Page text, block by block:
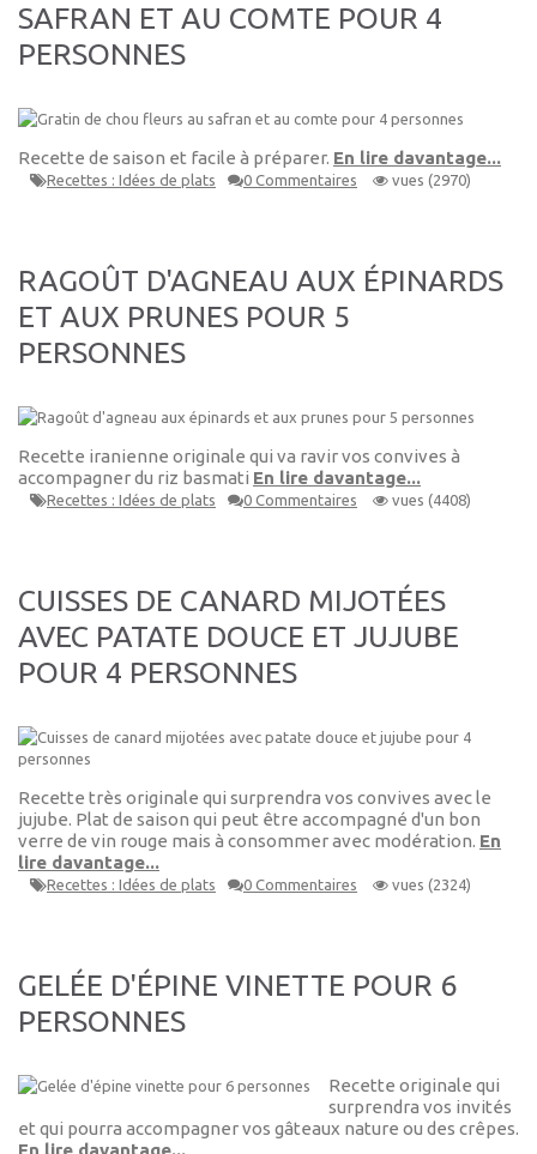
SAFRAN ET AU COMTE POUR 4
PERSONNES
Recette de saison et facile à préparer. En lire davantage...
Recettes : Idées de plats 0 Commentaires vues (2970)
RAGOÛT D'AGNEAU AUX ÉPINARDS
ET AUX PRUNES POUR 5
PERSONNES
Recette iranienne originale qui va ravir vos convives à
accompagner du riz basmati En lire davantage...
Recettes : Idées de plats 0 Commentaires vues (4408)
CUISSES DE CANARD MIJOTÉES
AVEC PATATE DOUCE ET JUJUBE
POUR 4 PERSONNES
Recette très originale qui surprendra vos convives avec le
jujube. Plat de saison qui peut être accompagné d'un bon
verre de vin rouge mais à consommer avec modération. En
lire davantage...
Recettes : Idées de plats 0 Commentaires vues (2324)
GELÉE D'ÉPINE VINETTE POUR 6
PERSONNES
Recette originale qui
surprendra vos invités
et qui pourra accompagner vos gâteaux nature ou des crêpes.
En lire davantage...